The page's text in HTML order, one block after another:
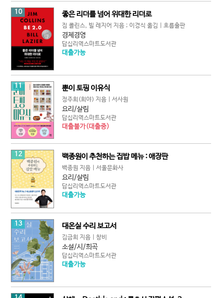
10 좋은 리더를 넘어 위대한 리더로
짐 콜린스, 빌 레지어 지음 ; 이경식 옮김 | 흐름출판
경제경영
답십리역스마트도서관
대출가능
11 뿐이 토핑 이유식
정주희(희야) 지음 | 서사원
요리/살림
답십리역스마트도서관
대출불가(대출중)
12 백종원이 추천하는 집밥 메뉴 : 애장판
백종원 지음 | 서울문화사
요리/살림
답십리역스마트도서관
대출가능
13 대온실 수리 보고서
김금희 지음 | 창비
소설/시/희곡
답십리역스마트도서관
대출가능